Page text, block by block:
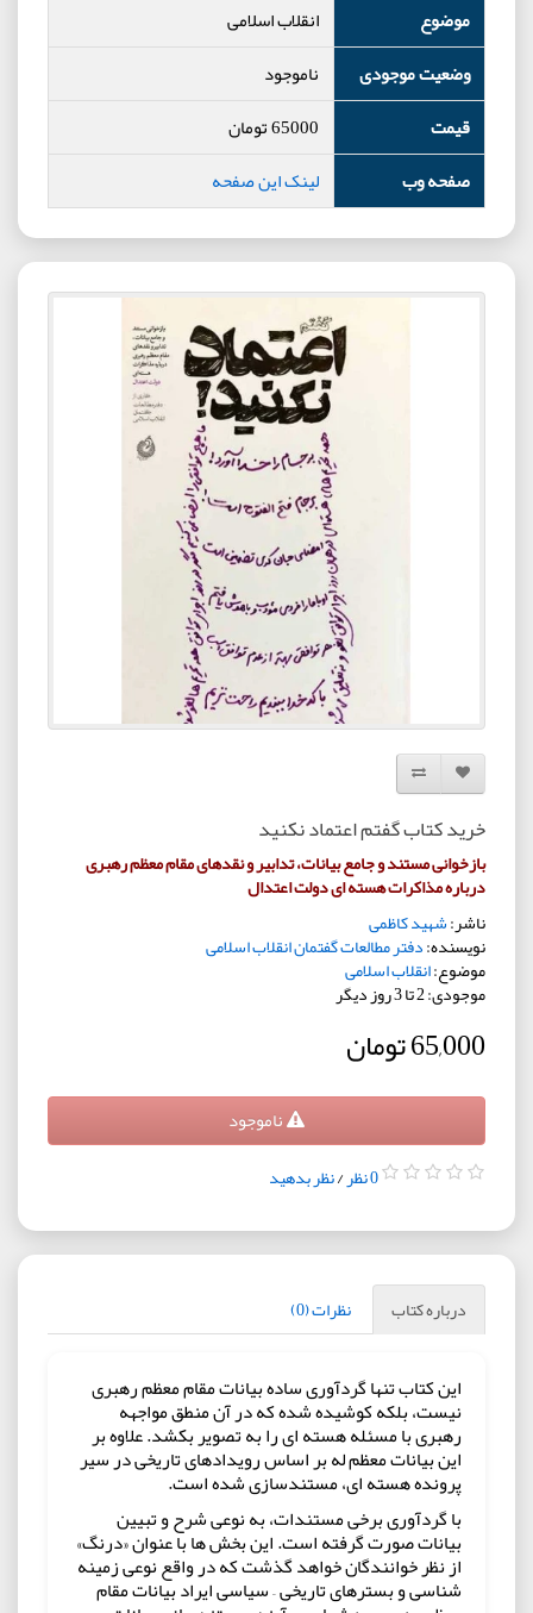
موضوع
انقلاب اسلامی
وضعیت موجودی
ناموجود
قیمت
65000تومان
صفحه وب
لینک این صفحه
افزودن به لیست دلخواه
مقایسه این محصول
خرید کتاب گفتم اعتماد نکنید
بازخوانی مستند و جامع بیانات، تدابیر و نقدهای مقام معظم رهبری
درباره مذاکرات هسته ای دولت اعتدال
ناشر:شهید کاظمی
نویسنده:دفتر مطالعات گفتمان انقلاب اسلامی
موضوع:انقلاب اسلامی
موجودی: 2 تا 3 روز دیگر
65,000 تومان
ناموجود
0 نظر /نظر بدهید
درباره کتاب نظرات (0)
این کتاب تنها گردآوری ساده بیانات مقام معظم رهبری
نیست، بلکه کوشیده شده که در آن منطق مواجهه
رهبری با مسئله هسته ای را به تصویر بکشد. علاوه بر
این بیانات معظم له بر اساس رویدادهای تاریخی در سیر
پرونده هسته ای، مستندسازی شده است.
با گردآوری برخی مستندات، به نوعی شرح و تبیین
بیانات صورت گرفته است. این بخش ها با عنوان «درنگ»
از نظر خوانندگان خواهد گذشت که در واقع نوعی زمینه
شناسی و بسترهای تاریخی – سیاسی ایراد بیانات مقام